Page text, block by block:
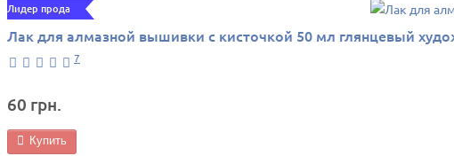
Лидер продаж
Лак для алмазной вышивки с кисточкой 50 мл глянцевый
7
60 грн.
Купить